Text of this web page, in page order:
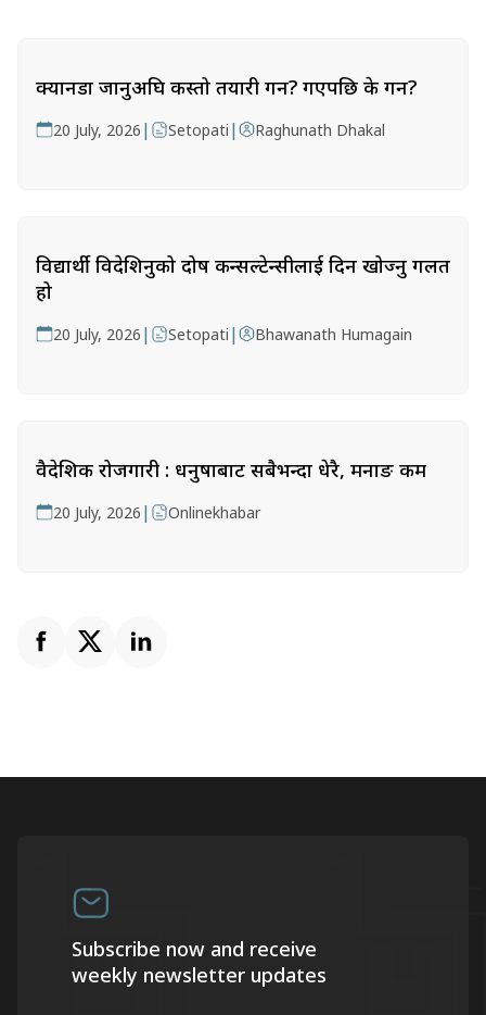
क्यानडा जानुअघि कस्तो तयारी गर्ने? गएपछि के गर्ने?
20 July, 2026 | Setopati | Raghunath Dhakal
विद्यार्थी विदेशिनुको दोष कन्सल्टेन्सीलाई दिन खोज्नु गलत
हो
20 July, 2026 | Setopati | Bhawanath Humagain
वैदेशिक रोजगारी : धनुषाबाट सबैभन्दा धेरै, मनाङ कम
20 July, 2026 | Onlinekhabar
Subscribe now and receive
weekly newsletter updates